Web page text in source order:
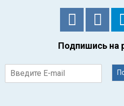
Подпишись на